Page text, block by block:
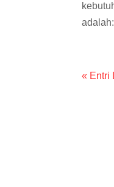
« Entri